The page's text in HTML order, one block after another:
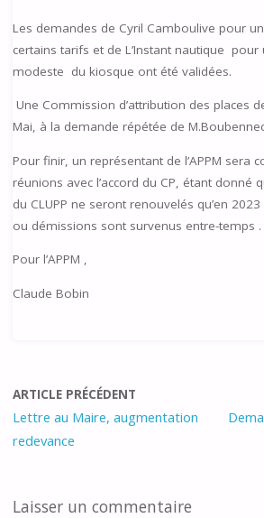
Les demandes de Cyril Camboulive pour
certains tarifs et de L’Instant nautique pour
modeste du kiosque ont été validées.
Une Commission d’attribution des places
Mai, à la demande répétée de
Pour finir, un représentant de l’APPM sera
réunions avec l’accord du CP, étant donné
du CLUPP ne seront renouvelés qu’en
ou démissions sont survenus entre-temps .
Pour l’APPM ,
Claude Bobin
ARTICLE PRÉCÉDENT
Lettre au Maire, augmentation
redevance
Laisser un commentaire